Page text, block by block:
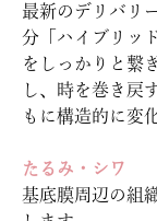
最新のデリバリ
分「ハイブリッ
をしっかりと繋
し、時を巻き戻
もに構造的に変
たるみ・シワ
基底膜周辺の組